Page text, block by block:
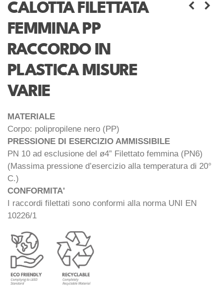
CALOTTA FILETTATA
FEMMINA PP
RACCORDO IN
PLASTICA MISURE
VARIE
MATERIALE
Corpo: polipropilene nero (PP)
PRESSIONE DI ESERCIZIO AMMISSIBILE
PN 10 ad esclusione del ø4” Filettato femmina (PN6)
(Massima pressione d’esercizio alla temperatura di 20°
C.)
CONFORMITA'
I raccordi filettati sono conformi alla norma UNI EN
10226/1